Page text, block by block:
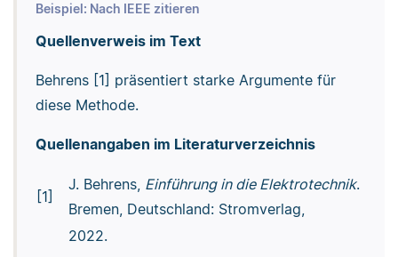
Beispiel: Nach IEEE zitieren
Quellenverweis im Text
Behrens [1] präsentiert starke Argumente für
diese Methode.
Quellenangaben im Literaturverzeichnis
[1]
J. Behrens, Einführung in die Elektrotechnik.
Bremen, Deutschland: Stromverlag,
2022.